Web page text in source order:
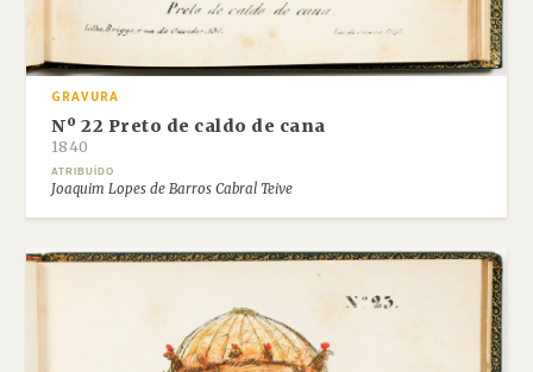
GRAVURA
Nº 22 Preto de caldo de cana
1840
ATRIBUÍDO
Joaquim Lopes de Barros Cabral Teive